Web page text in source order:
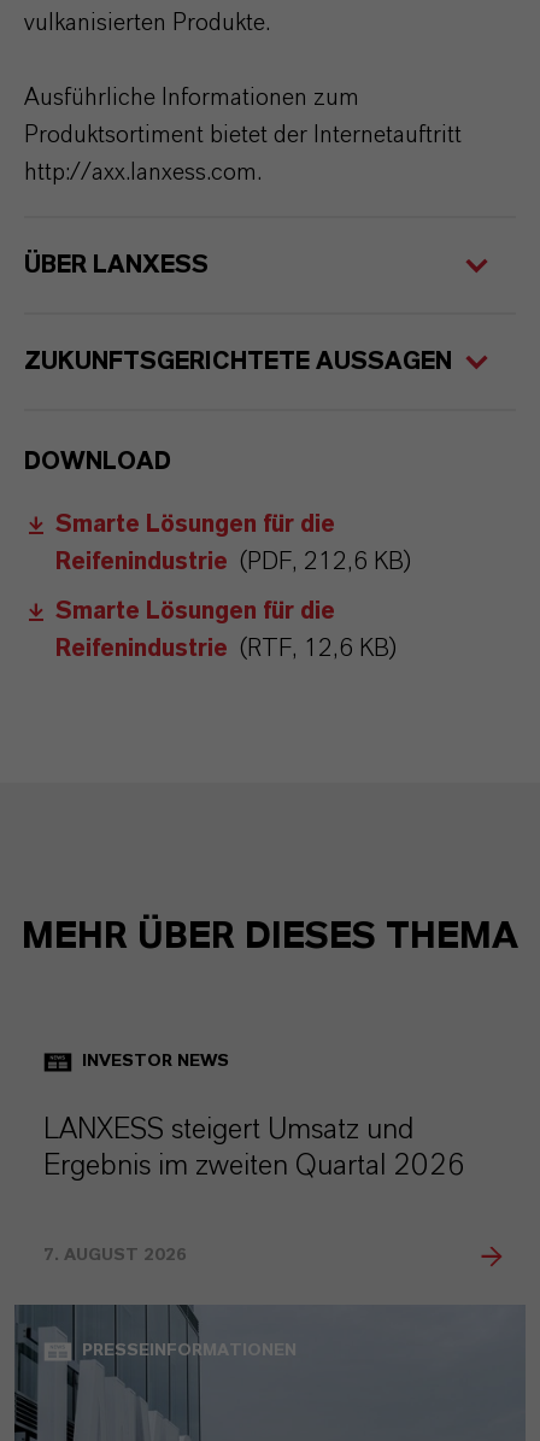
vulkanisierten Produkte.
Ausführliche Informationen zum
Produktsortiment bietet der Internetauftritt
http://axx.lanxess.com.
ÜBER LANXESS
ZUKUNFTSGERICHTETE AUSSAGEN
DOWNLOAD
Smarte Lösungen für die
Reifenindustrie (PDF, 212,6 KB)
Smarte Lösungen für die
Reifenindustrie (RTF, 12,6 KB)
MEHR ÜBER DIESES THEMA
INVESTOR NEWS
LANXESS steigert Umsatz und
Ergebnis im zweiten Quartal 2026
7. AUGUST 2026
PRESSEINFORMATIONEN